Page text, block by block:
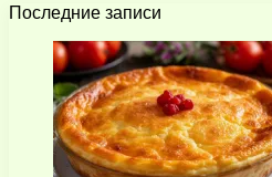
Последние записи